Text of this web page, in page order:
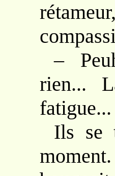
–
rien...
fatigue...
Ils se